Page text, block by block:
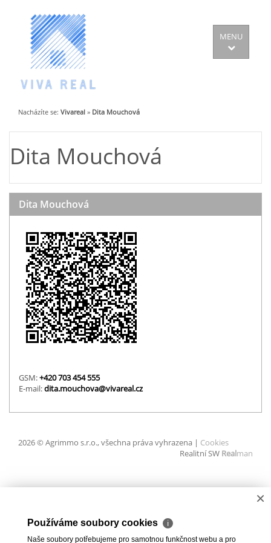
MENU
Nacházíte se: Vivareal » Dita Mouchová
Dita Mouchová
Dita Mouchová
GSM:+420 703 454 555
E-mail:dita.mouchova@vivareal.cz
2026 © Agrimmo s.r.o., všechna práva vyhrazena | Cookies
Realitní SW Realman
×
Používáme soubory cookies ℹ
Naše soubory potřebujeme pro samotnou funkčnost webu a pro